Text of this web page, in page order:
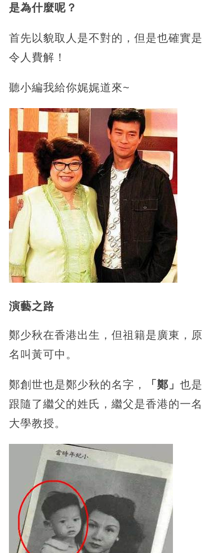
是為什麼呢？
首先以貌取人是不對的，但是也確實是
令人費解！
聽小編我給你娓娓道來~
演藝之路
鄭少秋在香港出生，但祖籍是廣東，原
名叫黃可中。
鄭創世也是鄭少秋的名字， 「鄭」 也是
跟隨了繼父的姓氏，繼父是香港的一名
大學教授。